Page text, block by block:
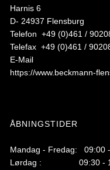
Harnis 6
D- 24937 Flensburg
Telefon +49 (0)461 /
Telefax +49 (0)461 /
E-Mail
https://www.beckmann-
ÅBNINGSTIDER
Mandag - Fredag: 09:00
Lørdag : 09:30 -